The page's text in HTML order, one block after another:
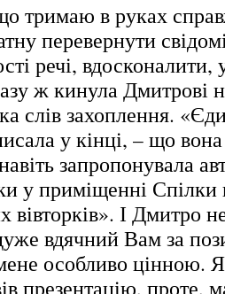
тримаю в руках
перевернути
речі,
ж кинула Дмитрові
слів захоплення.
у кінці, – що
запропонувала
у приміщенні Спілки
І Дмитро
вдячний Вам за
особливо цінною.
презентацію, проте,